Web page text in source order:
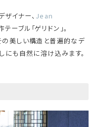
イナー、 Jean
ーブル「ゲリドン」。
の美しい構造と普遍的なデ
にも自然に溶け込みます。